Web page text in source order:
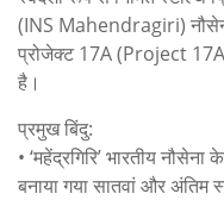
(INS Mahendragiri)
प्रोजेक्ट 17A (Project 17A)
है।
प्रमुख बिंदु:
• ‘महेंद्रगिरि’ भारतीय
बनाया गया सातवां और अंतिम